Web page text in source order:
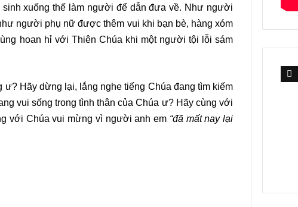
xuống thế làm người để dẫn đưa về. Như người
người phụ nữ được thêm vui khi bạn bè, hàng xóm
hoan hỉ với Thiên Chúa khi một người tội lỗi sám
Hãy dừng lại, lắng nghe tiếng Chúa đang tìm kiếm
vui sống trong tình thân của Chúa ư? Hãy cùng với
với Chúa vui mừng vì người anh em “đã mất nay lại